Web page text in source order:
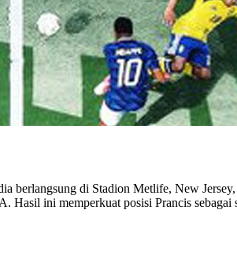
berlangsung di Stadion Metlife, New
Hasil ini memperkuat posisi Prancis sebagai